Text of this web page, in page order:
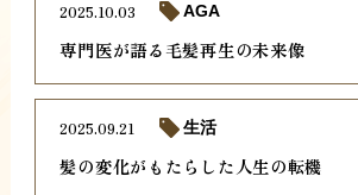
専門医が語る毛髪再生の未来像
2025.10.03 AGA
髪の変化がもたらした人生の転機
2025.09.21 生活